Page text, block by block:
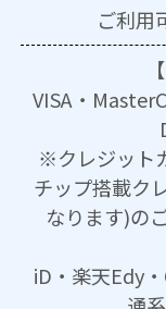
ご利用
VISA・
※クレジット
チップ搭載ク
なります)の
iD・楽天Edy